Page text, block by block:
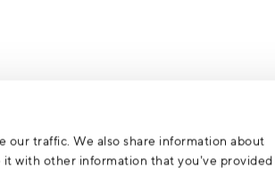
our traffic. We also share information about
with other information that you’ve provided